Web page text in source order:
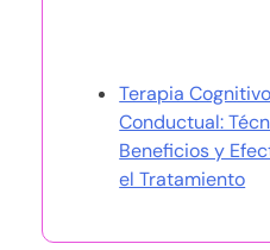
Terapia
Conductual:
Beneficios y
el Tratamiento